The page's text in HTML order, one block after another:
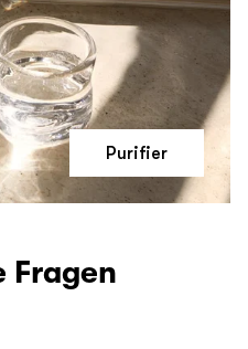
Purifier
Fragen